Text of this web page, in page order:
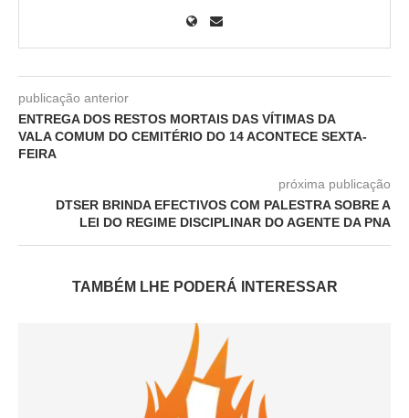
publicação anterior
ENTREGA DOS RESTOS MORTAIS DAS VÍTIMAS DA
VALA COMUM DO CEMITÉRIO DO 14 ACONTECE SEXTA-
FEIRA
próxima publicação
DTSER BRINDA EFECTIVOS COM PALESTRA SOBRE A
LEI DO REGIME DISCIPLINAR DO AGENTE DA PNA
TAMBÉM LHE PODERÁ INTERESSAR